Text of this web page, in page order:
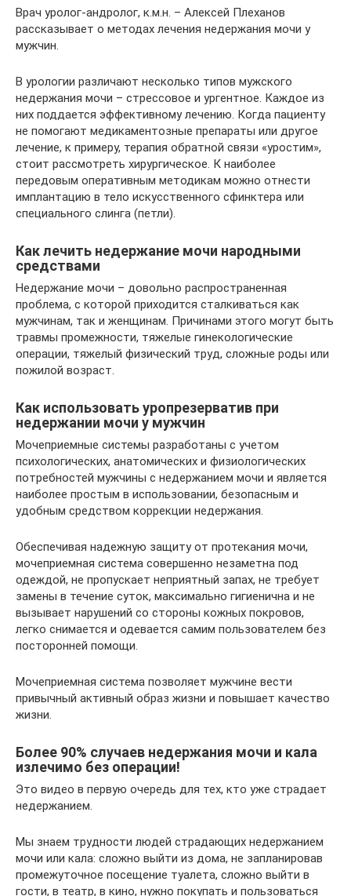
Врач уролог-андролог, к.м.н. – Алексей Плеханов
рассказывает о методах лечения недержания мочи у
мужчин.
В урологии различают несколько типов мужского
недержания мочи – стрессовое и ургентное. Каждое из
них поддается эффективному лечению. Когда пациенту
не помогают медикаментозные препараты или другое
лечение, к примеру, терапия обратной связи «уростим»,
стоит рассмотреть хирургическое. К наиболее
передовым оперативным методикам можно отнести
имплантацию в тело искусственного сфинктера или
специального слинга (петли).
Как лечить недержание мочи народными
средствами
Недержание мочи – довольно распространенная
проблема, с которой приходится сталкиваться как
мужчинам, так и женщинам. Причинами этого могут быть
травмы промежности, тяжелые гинекологические
операции, тяжелый физический труд, сложные роды или
пожилой возраст.
Как использовать уропрезерватив при
недержании мочи у мужчин
Мочеприемные системы разработаны с учетом
психологических, анатомических и физиологических
потребностей мужчины с недержанием мочи и является
наиболее простым в использовании, безопасным и
удобным средством коррекции недержания.
Обеспечивая надежную защиту от протекания мочи,
мочеприемная система совершенно незаметна под
одеждой, не пропускает неприятный запах, не требует
замены в течение суток, максимально гигиенична и не
вызывает нарушений со стороны кожных покровов,
легко снимается и одевается самим пользователем без
посторонней помощи.
Мочеприемная система позволяет мужчине вести
привычный активный образ жизни и повышает качество
жизни.
Более 90% случаев недержания мочи и кала
излечимо без операции!
Это видео в первую очередь для тех, кто уже страдает
недержанием.
Мы знаем трудности людей страдающих недержанием
мочи или кала: сложно выйти из дома, не запланировав
промежуточное посещение туалета, сложно выйти в
гости, в театр, в кино, нужно покупать и пользоваться